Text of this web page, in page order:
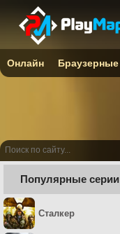
Популярные серии
Сталкер
Онлайн Браузерные